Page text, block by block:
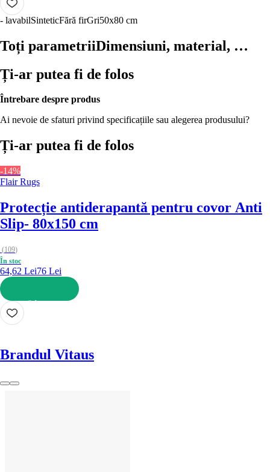
- lavabilSinteticFără firGri50x80 cm
Toți parametriiDimensiuni, material, …
Ți-ar putea fi de folos
Întrebare despre produs
Ai nevoie de sfaturi privind specificațiile sau alegerea produsului?
Ți-ar putea fi de folos
-14%
Flair Rugs
Protecție antiderapantă pentru covor Anti
Slip- 80x150 cm
(109)
În stoc
64,62 Lei76 Lei
ADAUGĂ ÎN COȘ
Brandul Vitaus